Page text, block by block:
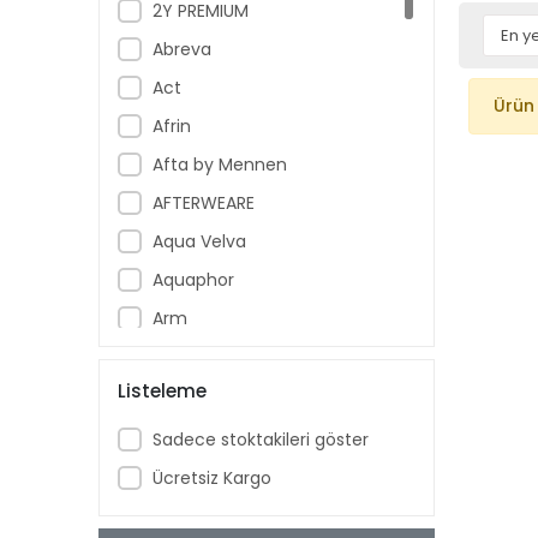
2Y PREMIUM
Abreva
Act
Afrin
Afta by Mennen
AFTERWEARE
Aqua Velva
Aquaphor
Arm
Aspercreme
Aussie
Aveeno Baby
Listeleme
Sadece stoktakileri göster
Ücretsiz Kargo